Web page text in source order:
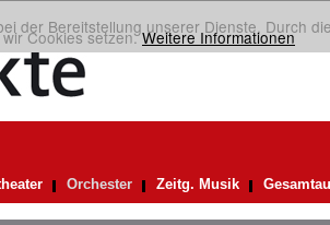
der Bereitstellung unserer Dienste. Durch
Cookies setzen.Weitere Informationen
Orchester Zeitg. Musik